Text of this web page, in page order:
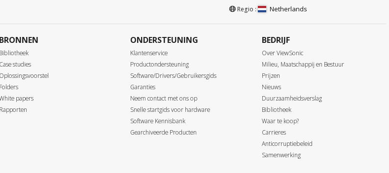
Regio : Netherlands
BRONNEN
Bibliotheek
Case studies
Oplossingsvoorstel
Folders
papers
Rapporten
ONDERSTEUNING
Klantenservice
Productondersteuning
Software/Drivers/Gebruikersgids
Garanties
Neem contact met ons op
Snelle startgids voor hardware
Software Kennisbank
Gearchiveerde Producten
BEDRIJF
Over ViewSonic
Milieu, Maatschappij en Bestuur
Prijzen
Nieuws
Duurzaamheidsverslag
Bibliotheek
Waar te koop?
Carrieres
Anticorruptiebeleid
Samenwerking